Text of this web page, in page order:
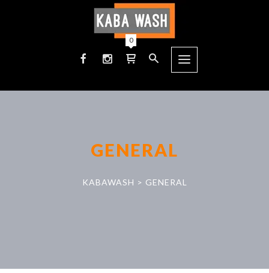
0
GENERAL
KABAWASH > GENERAL